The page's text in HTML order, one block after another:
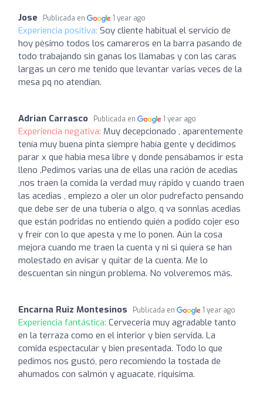
Jose Publicada en 1 year ago
Experiencia positiva: Soy cliente habitual el servicio de
hoy pésimo todos los camareros en la barra pasando de
todo trabajando sin ganas los llamabas y con las caras
largas un cero me tenido que levantar varias veces de la
mesa pq no atendían.
Adrian Carrasco Publicada en 1 year ago
Experiencia negativa: Muy decepcionado , aparentemente
tenía muy buena pinta siempre había gente y decidimos
parar x que había mesa libre y donde pensábamos ir esta
lleno .Pedimos varias una de ellas una ración de acedias
,nos traen la comida la verdad muy rápido y cuando traen
las acedias , empiezo a oler un olor pudrefacto pensando
que debe ser de una tubería o algo, q va sonnlas acedias
que están podridas no entiendo quién a podido cojer eso
y freír con lo que apesta y me lo ponen. Aún la cosa
mejora cuando me traen la cuenta y ni si quiera se han
molestado en avisar y quitar de la cuenta. Me lo
descuentan sin ningún problema. No volveremos más.
Encarna Ruiz Montesinos Publicada en 1 year ago
Experiencia fantástica: Cerveceria muy agradable tanto
en la terraza como en el interior y bien servida. La
comida espectacular y bien presentada. Todo lo que
pedimos nos gustó, pero recomiendo la tostada de
ahumados con salmón y aguacate, riquisima.